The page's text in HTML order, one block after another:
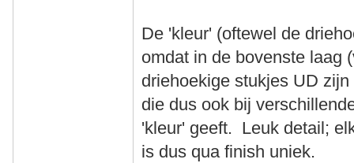
De 'kleur' (oftewel de
omdat in de bovenste laag
driehoekige stukjes UD
die dus ook bij
'kleur' geeft. Leuk detail;
is dus qua finish uniek.